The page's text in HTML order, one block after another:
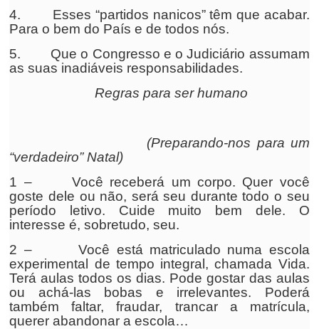
4. Esses “partidos nanicos” têm que acabar.
Para o bem do País e de todos nós.
5. Que o Congresso e o Judiciário assumam
as suas inadiáveis responsabilidades.
Regras para ser humano
(Preparando-nos para um
“verdadeiro” Natal)
1 – Você receberá um corpo. Quer você
goste dele ou não, será seu durante todo o seu
período letivo. Cuide muito bem dele. O
interesse é, sobretudo, seu.
2 – Você está matriculado numa escola
experimental de tempo integral, chamada Vida.
Terá aulas todos os dias. Pode gostar das aulas
ou achá-las bobas e irrelevantes. Poderá
também faltar, fraudar, trancar a matrícula,
querer abandonar a escola…